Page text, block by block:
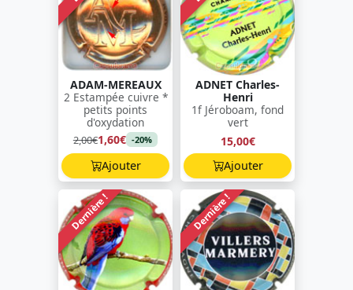
ADAM-MEREAUX
2 Estampée cuivre *
petits points
d'oxydation
2,00€1,60€ -20%
Ajouter
ADNET Charles-
Henri
1f Jéroboam, fond
vert
15,00€
Ajouter
Dernière ! Dernière !